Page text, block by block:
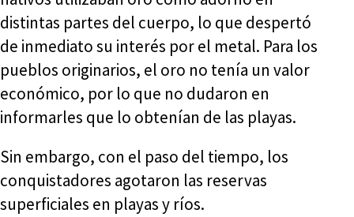
distintas partes del cuerpo, lo que despertó
de inmediato su interés por el metal. Para los
pueblos originarios, el oro no tenía un valor
económico, por lo que no dudaron en
informarles que lo obtenían de las playas.
Sin embargo, con el paso del tiempo, los
conquistadores agotaron las reservas
superficiales en playas y ríos.